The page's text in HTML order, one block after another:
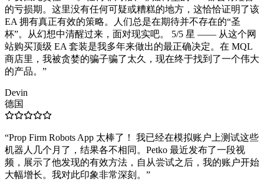
的亏损期。这里没有任何可疑或糟糕的地方，这恰恰证明了该
EA 拥有真正有效的策略。人们总是在期待并不存在的“圣
杯”。从幻想中清醒过来，面对现实吧。 5/5 星 —— 从这个网
站购买顶级 EA 套装是我多年来做出的最正确决定。在 MQL
商店里，我被贪婪的骗子骗了太久，现在终于找到了一个伟大
的产品。 ”
Devin
德国
“Prop Firm Robots App 太棒了！ 我已经在模拟账户上测试这些
机器人几个月了，结果各不相同。Petko 最近发布了一段视
频，展示了他发现的有效方法，自从尝试之后，我的账户开始
大幅增长。我对此印象非常深刻。 ”